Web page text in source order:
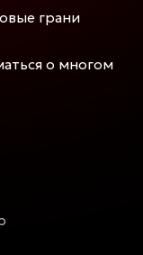
и Макса
грани
о многом